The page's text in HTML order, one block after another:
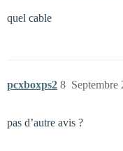
quel cable
pcxboxps2 Septembre
8
pas d’autre avis ?